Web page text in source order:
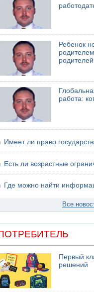
06.08.2026 13:13
Арестованы двое
электрической компании
06.08.2026 13:07
Возле Кирьят-Арбы пожар
06.08.2026 12:06
США не будут давить на
Ребенок
родителей
работа:
Имеет ли право
Есть ли возрастные
Где можно найти
Все
Первый
решений